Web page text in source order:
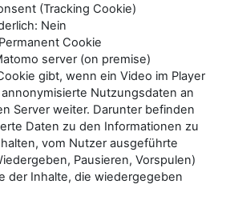
(Tracking Cookie)
Nein
Cookie
server (on premise)
gibt, wenn ein Video im Player
Nutzungsdaten an
Server weiter. Darunter befinden
Daten zu den Informationen zu
vom Nutzer ausgeführte
Pausieren, Vorspulen)
der Inhalte, die wiedergegeben